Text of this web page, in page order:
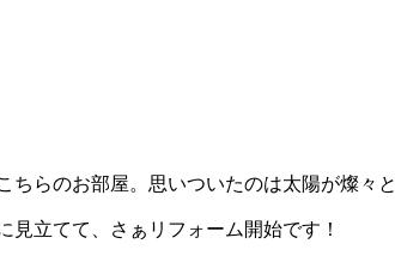
らのお部屋。思いついたのは太陽が燦々と
立てて、さぁリフォーム開始です！